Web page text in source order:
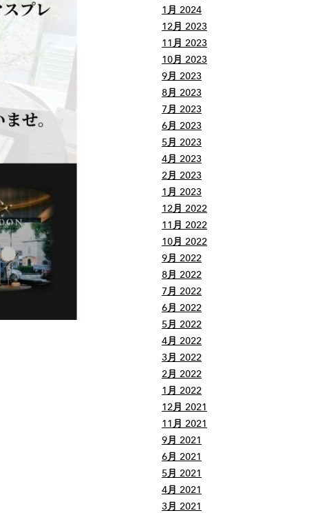
1月 2024
12月 2023
11月 2023
10月 2023
9月 2023
8月 2023
7月 2023
6月 2023
5月 2023
4月 2023
2月 2023
1月 2023
12月 2022
11月 2022
10月 2022
9月 2022
8月 2022
7月 2022
6月 2022
5月 2022
4月 2022
3月 2022
2月 2022
1月 2022
12月 2021
11月 2021
9月 2021
6月 2021
5月 2021
4月 2021
3月 2021